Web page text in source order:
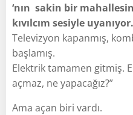
‘nın sakin bir
kıvılcım sesiyle uyanıyor.
Televizyon kapanmış,
başlamış.
Elektrik tamamen gitmiş.
açmaz, ne yapacağız?”
Ama açan biri vardı.